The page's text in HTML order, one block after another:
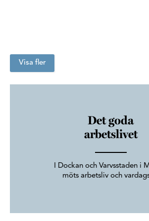
Visa fler
Det goda
arbetslivet
I Dockan och Varvsstaden i
möts arbetsliv och